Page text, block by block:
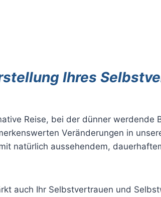
Ihres
Reise, bei der dünner werdende
Veränderungen in
natürlich aussehendem,
auch Ihr Selbstvertrauen und